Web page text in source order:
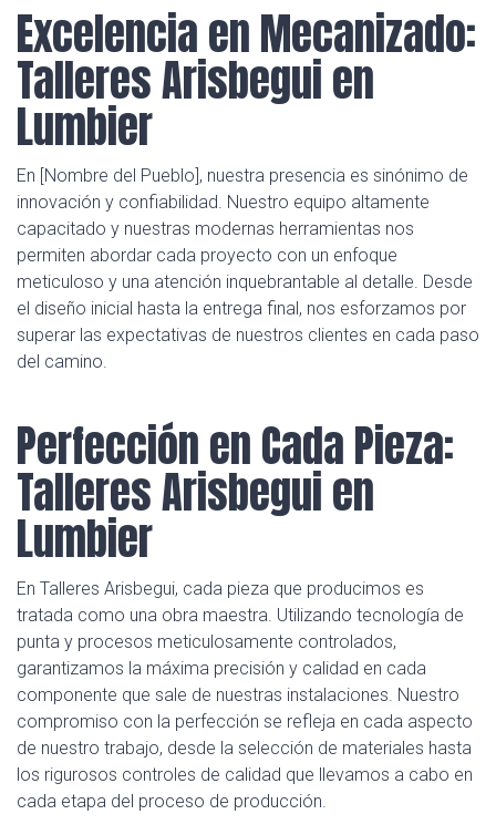
Excelencia en Mecanizado:
Talleres Arisbegui en
Lumbier
En [Nombre del Pueblo], nuestra presencia es sinónimo de
innovación y confiabilidad. Nuestro equipo altamente
capacitado y nuestras modernas herramientas nos
permiten abordar cada proyecto con un enfoque
meticuloso y una atención inquebrantable al detalle. Desde
el diseño inicial hasta la entrega final, nos esforzamos por
superar las expectativas de nuestros clientes en cada paso
del camino.
Perfección en Cada Pieza:
Talleres Arisbegui en
Lumbier
En Talleres Arisbegui, cada pieza que producimos es
tratada como una obra maestra. Utilizando tecnología de
punta y procesos meticulosamente controlados,
garantizamos la máxima precisión y calidad en cada
componente que sale de nuestras instalaciones. Nuestro
compromiso con la perfección se refleja en cada aspecto
de nuestro trabajo, desde la selección de materiales hasta
los rigurosos controles de calidad que llevamos a cabo en
cada etapa del proceso de producción.